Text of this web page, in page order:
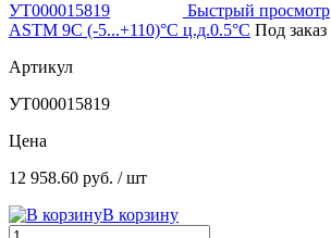
Быстрый просмотр
ASTM 9C (-5...+110)°С ц.д.0.5°С Под заказ
Артикул
УТ000015819
Цена
12 958.60 руб. / шт
В корзину